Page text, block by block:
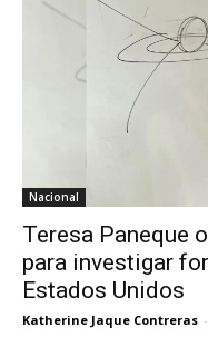
Nacional
Teresa Paneque
para investigar
Estados Unidos
Katherine Jaque Contreras -